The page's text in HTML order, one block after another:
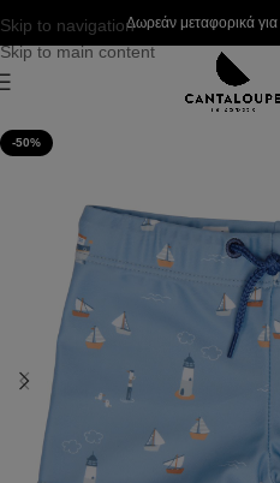
Skip to navigation
Skip to main content
Δωρεάν μεταφορικά
-50%